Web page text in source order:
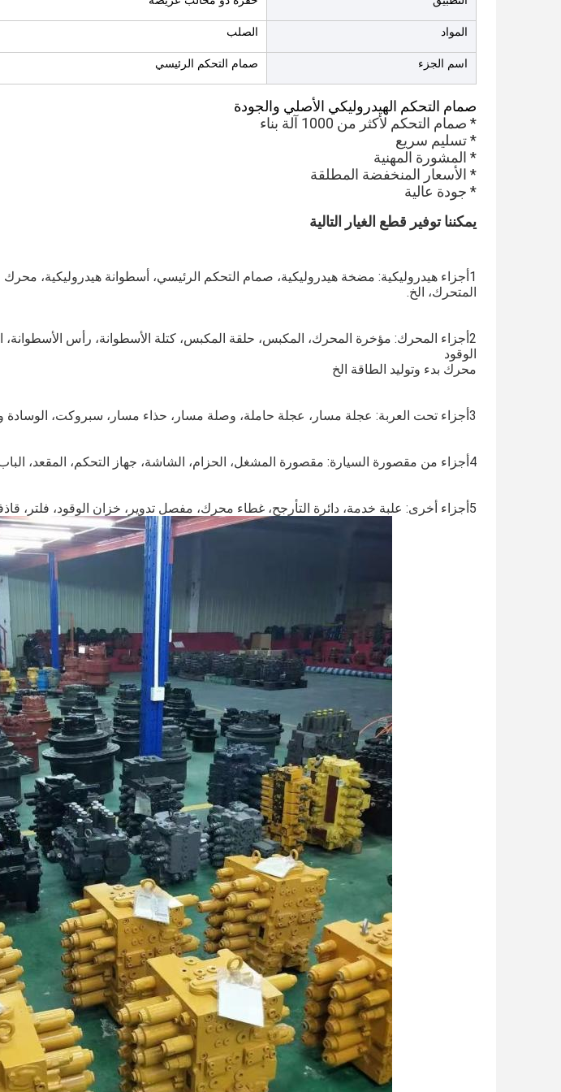
المواد الصلب
اسم الجزء صمام التحكم الرئيسي
صمام التحكم الهيدروليكي الأصلي والجودة
* صمام التحكم لأكثر من 1000 آلة بناء
* تسليم سريع
* المشورة المهنية
* الأسعار المنخفضة المطلقة
* جودة عالية
يمكننا توفير قطع الغيار التالية
المتحرك، الخ.
الوقود
محرك بدء وتوليد الطاقة الخ
3أجزاء تحت العربة: عجلة مسار، عجلة حاملة، وصلة مسار، حذاء مسار، سبروكت، الوسادة والوسادة الخ.
4أجزاء من مقصورة السيارة: مقصورة المشغل، الحزام، الشاشة، جهاز التحكم، المقعد، الباب، الخ
5أجزاء أخرى: علبة خدمة، دائرة التأرجح، غطاء محرك، مفصل تدوير، خزان الوقود، فلتر، قاذفة، ذراع، دلو، الخ